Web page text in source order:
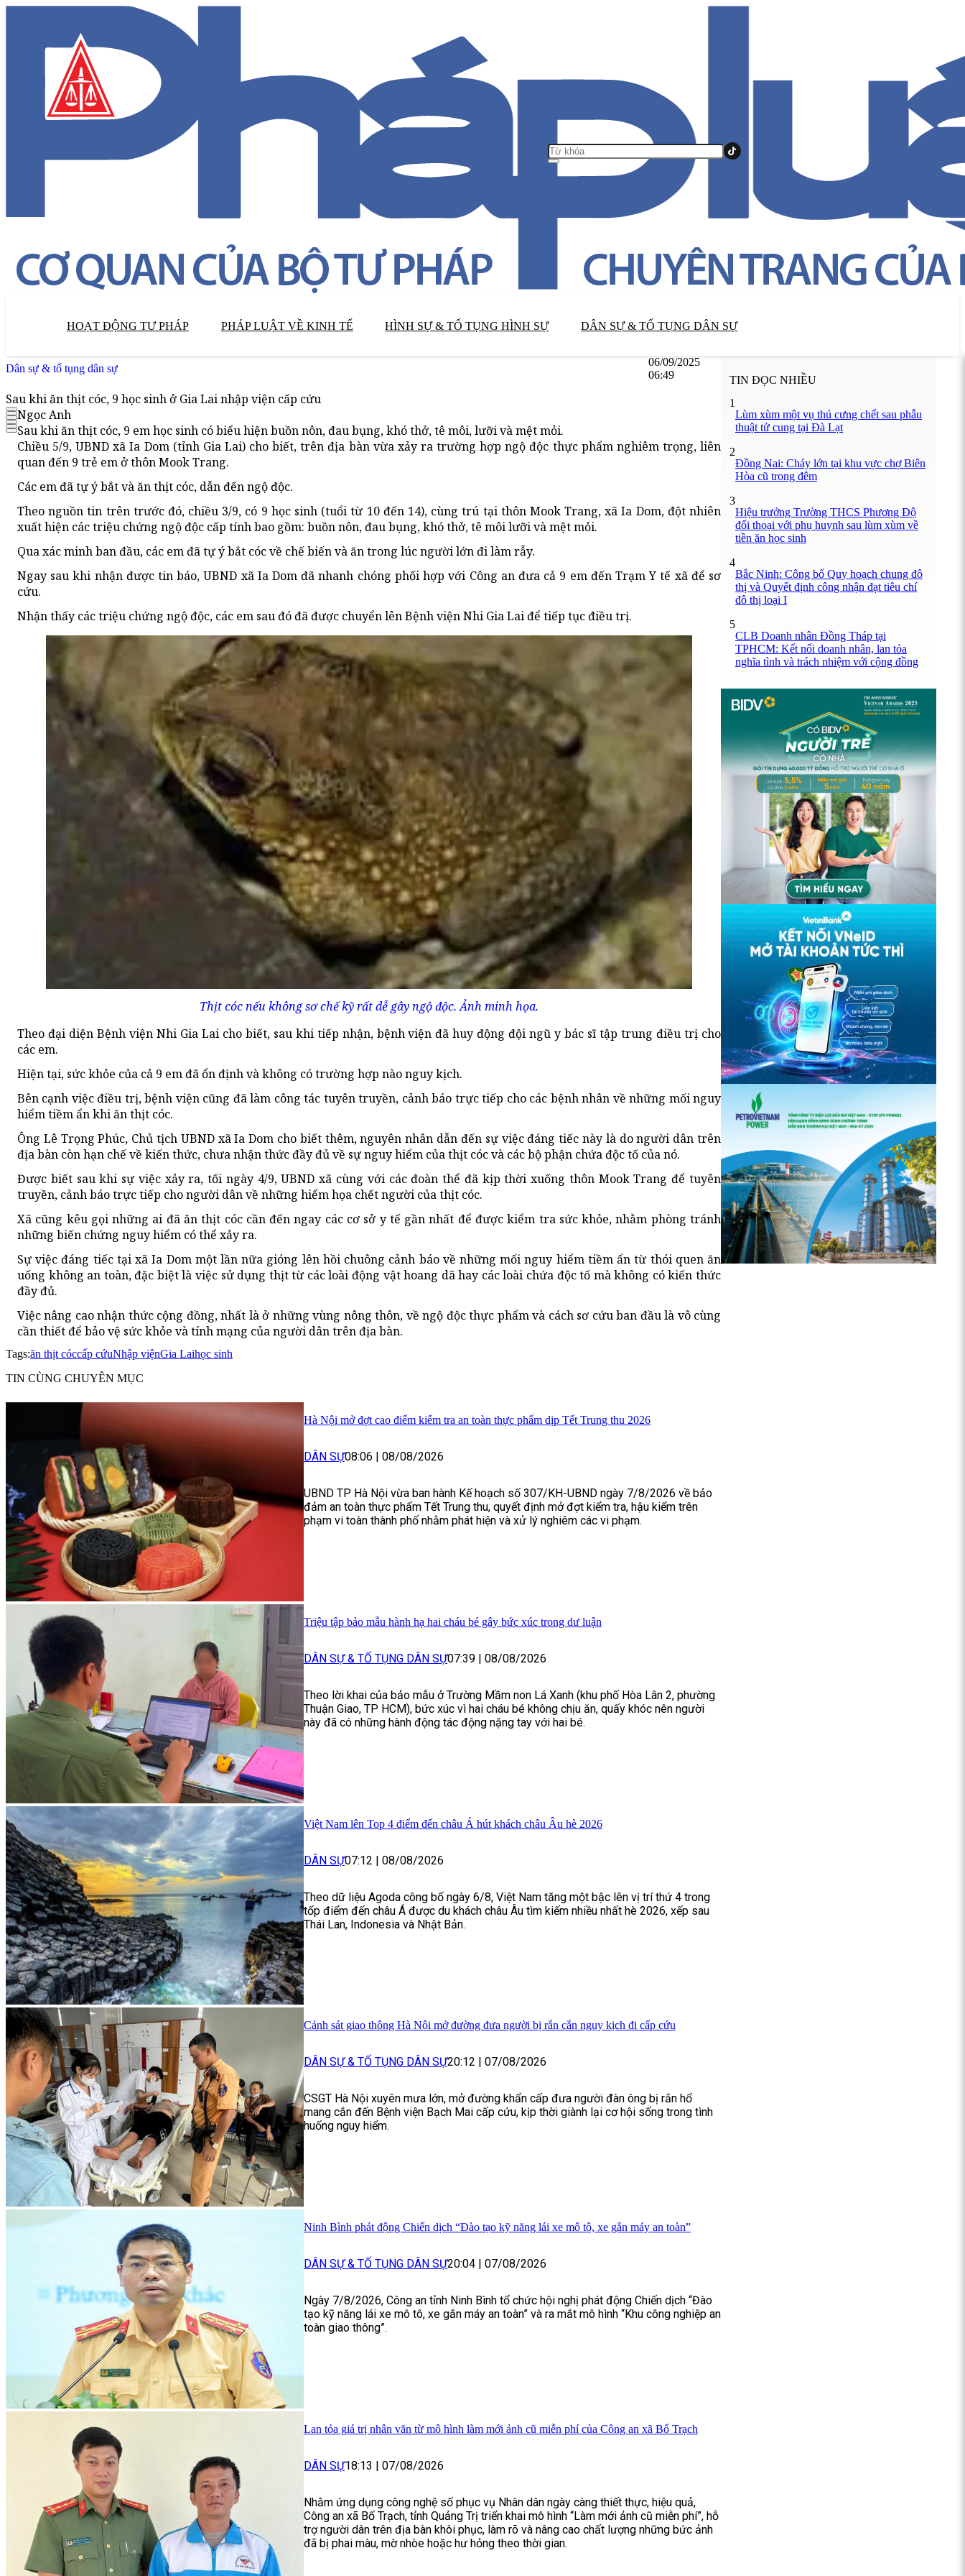
HOẠT ĐỘNG TƯ PHÁP PHÁP LUẬT VỀ KINH TẾ HÌNH SỰ & TỐ TỤNG HÌNH SỰ DÂN SỰ & TỐ TỤNG DÂN SỰ
Dân sự & tố tụng dân sự
06/09/2025
06:49
Sau khi ăn thịt cóc, 9 học sinh ở Gia Lai nhập viện cấp cứu
Ngọc Anh
Sau khi ăn thịt cóc, 9 em học sinh có biểu hiện buồn nôn, đau bụng, khó thở, tê môi, lưỡi và mệt mỏi.
Chiều 5/9, UBND xã Ia Dom (tỉnh Gia Lai) cho biết, trên địa bàn vừa xảy ra trường hợp ngộ độc thực phẩm nghiêm trọng, liên
quan đến 9 trẻ em ở thôn Mook Trang.
Các em đã tự ý bắt và ăn thịt cóc, dẫn đến ngộ độc.
Theo nguồn tin trên trước đó, chiều 3/9, có 9 học sinh (tuổi từ 10 đến 14), cùng trú tại thôn Mook Trang, xã Ia Dom, đột nhiên
xuất hiện các triệu chứng ngộ độc cấp tính bao gồm: buồn nôn, đau bụng, khó thở, tê môi lưỡi và mệt mỏi.
Qua xác minh ban đầu, các em đã tự ý bắt cóc về chế biến và ăn trong lúc người lớn đi làm rẫy.
Ngay sau khi nhận được tin báo, UBND xã Ia Dom đã nhanh chóng phối hợp với Công an đưa cả 9 em đến Trạm Y tế xã để sơ
cứu.
Nhận thấy các triệu chứng ngộ độc, các em sau đó đã được chuyển lên Bệnh viện Nhi Gia Lai để tiếp tục điều trị.
Thịt cóc nếu không sơ chế kỹ rất dễ gây ngộ độc. Ảnh minh họa.
Theo đại diện Bệnh viện Nhi Gia Lai cho biết, sau khi tiếp nhận, bệnh viện đã huy động đội ngũ y bác sĩ tập trung điều trị cho
các em.
Hiện tại, sức khỏe của cả 9 em đã ổn định và không có trường hợp nào nguy kịch.
Bên cạnh việc điều trị, bệnh viện cũng đã làm công tác tuyên truyền, cảnh báo trực tiếp cho các bệnh nhân về những mối nguy
hiểm tiềm ẩn khi ăn thịt cóc.
Ông Lê Trọng Phúc, Chủ tịch UBND xã Ia Dom cho biết thêm, nguyên nhân dẫn đến sự việc đáng tiếc này là do người dân trên
địa bàn còn hạn chế về kiến thức, chưa nhận thức đầy đủ về sự nguy hiểm của thịt cóc và các bộ phận chứa độc tố của nó.
Được biết sau khi sự việc xảy ra, tối ngày 4/9, UBND xã cùng với các đoàn thể đã kịp thời xuống thôn Mook Trang để tuyên
truyền, cảnh báo trực tiếp cho người dân về những hiểm họa chết người của thịt cóc.
Xã cũng kêu gọi những ai đã ăn thịt cóc cần đến ngay các cơ sở y tế gần nhất để được kiểm tra sức khỏe, nhằm phòng tránh
những biến chứng nguy hiểm có thể xảy ra.
Sự việc đáng tiếc tại xã Ia Dom một lần nữa gióng lên hồi chuông cảnh báo về những mối nguy hiểm tiềm ẩn từ thói quen ăn
uống không an toàn, đặc biệt là việc sử dụng thịt từ các loài động vật hoang dã hay các loài chứa độc tố mà không có kiến thức
đầy đủ.
Việc nâng cao nhận thức cộng đồng, nhất là ở những vùng nông thôn, về ngộ độc thực phẩm và cách sơ cứu ban đầu là vô cùng
cần thiết để bảo vệ sức khỏe và tính mạng của người dân trên địa bàn.
Tags:ăn thịt cóccấp cứuNhập việnGia Laihọc sinh
TIN CÙNG CHUYÊN MỤC
Hà Nội mở đợt cao điểm kiểm tra an toàn thực phẩm dịp Tết Trung thu 2026
DÂN SỰ08:06 08/08/2026
UBND TP Hà Nội vừa ban hành Kế hoạch số 307/KH-UBND ngày 7/8/2026 về bảo
đảm an toàn thực phẩm Tết Trung thu, quyết định mở đợt kiểm tra, hậu kiểm trên
phạm vi toàn thành phố nhằm phát hiện và xử lý nghiêm các vi phạm.
Triệu tập bảo mẫu hành hạ hai cháu bé gây bức xúc trong dư luận
DÂN SỰ & TỐ TỤNG DÂN SỰ07:39 | 08/08/2026
Theo lời khai của bảo mẫu ở Trường Mầm non Lá Xanh (khu phố Hòa Lân 2, phường
Thuận Giao, TP HCM), bức xúc vì hai cháu bé không chịu ăn, quấy khóc nên người
này đã có những hành động tác động nặng tay với hai bé.
Việt Nam lên Top 4 điểm đến châu Á hút khách châu Âu hè 2026
DÂN SỰ07:12 | 08/08/2026
Theo dữ liệu Agoda công bố ngày 6/8, Việt Nam tăng một bậc lên vị trí thứ 4 trong
tốp điểm đến châu Á được du khách châu Âu tìm kiếm nhiều nhất hè 2026, xếp sau
Thái Lan, Indonesia và Nhật Bản.
Cảnh sát giao thông Hà Nội mở đường đưa người bị rắn cắn nguy kịch đi cấp cứu
DÂN SỰ & TỐ TỤNG DÂN SỰ20:12 07/08/2026
CSGT Hà Nội xuyên mưa lớn, mở đường khẩn cấp đưa người đàn ông bị rắn hổ
mang cắn đến Bệnh viện Bạch Mai cấp cứu, kịp thời giành lại cơ hội sống trong tình
huống nguy hiểm.
Ninh Bình phát động Chiến dịch “Đào tạo kỹ năng lái xe mô tô, xe gắn máy an toàn”
DÂN SỰ & TỐ TỤNG DÂN SỰ20:04 | 07/08/2026
Ngày 7/8/2026, Công an tỉnh Ninh Bình tổ chức hội nghị phát động Chiến dịch “Đào
tạo kỹ năng lái xe mô tô, xe gắn máy an toàn” và ra mắt mô hình “Khu công nghiệp an
toàn giao thông”.
Lan tỏa giá trị nhân văn từ mô hình làm mới ảnh cũ miễn phí của Công an xã Bố Trạch
DÂN SỰ18:13 | 07/08/2026
Nhằm ứng dụng công nghệ số phục vụ Nhân dân ngày càng thiết thực, hiệu quả,
Công an xã Bố Trạch, tỉnh Quảng Trị triển khai mô hình “Làm mới ảnh cũ miễn phí”, hỗ
trợ người dân trên địa bàn khôi phục, làm rõ và nâng cao chất lượng những bức ảnh
đã bị phai màu, mờ nhòe hoặc hư hỏng theo thời gian.
TIN ĐỌC NHIỀU
1
Lùm xùm một vụ thú cưng chết sau phẫu
thuật tử cung tại Đà Lạt
2
Đồng Nai: Cháy lớn tại khu vực chợ Biên
Hòa cũ trong đêm
3
Hiệu trưởng Trường THCS Phương Độ
đối thoại với phụ huynh sau lùm xùm về
tiền ăn học sinh
4
Bắc Ninh: Công bố Quy hoạch chung đô
thị và Quyết định công nhận đạt tiêu chí
đô thị loại I
5
CLB Doanh nhân Đồng Tháp tại
TPHCM: Kết nối doanh nhân, lan tỏa
nghĩa tình và trách nhiệm với cộng đồng